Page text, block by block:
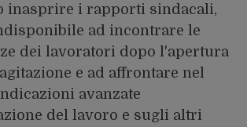
inasprire i rapporti sindacali,
ad incontrare le
dei lavoratori dopo l'apertura
e ad affrontare nel
avanzate
del lavoro e sugli altri